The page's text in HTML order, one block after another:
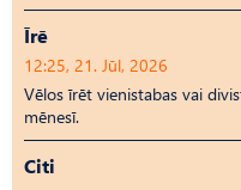
Īrē
12:25, 21. Jūl, 2026
Vēlos īrēt vienistabas vai
mēnesī.
Citi